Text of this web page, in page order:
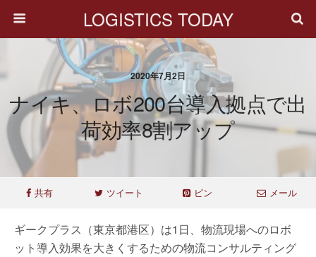
LOGISTICS TODAY
2020年7月2日
ナイキ、ロボ200台導入拠点で出
荷効率8割アップ
共有 ツイート ピン メール
ギークプラス（東京都港区）は1日、物流現場へのロボ
ット導入効果を大きくするための物流コンサルティング